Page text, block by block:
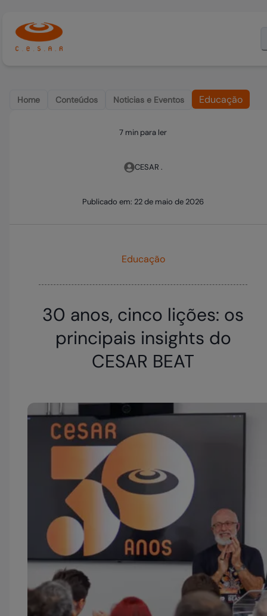
Home Conteúdos Noticias e Eventos Educação
7 min para ler
CESAR .
Publicado em: 22 de maio de 2026
Educação
30 anos, cinco lições: os
principais insights do
CESAR BEAT